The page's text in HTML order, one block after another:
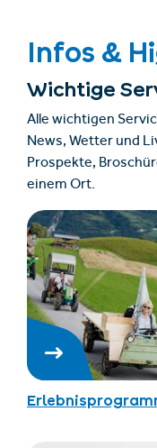
Infos &
Wichtige
Alle wichtigen
News, Wetter und
Prospekte,
einem Ort.